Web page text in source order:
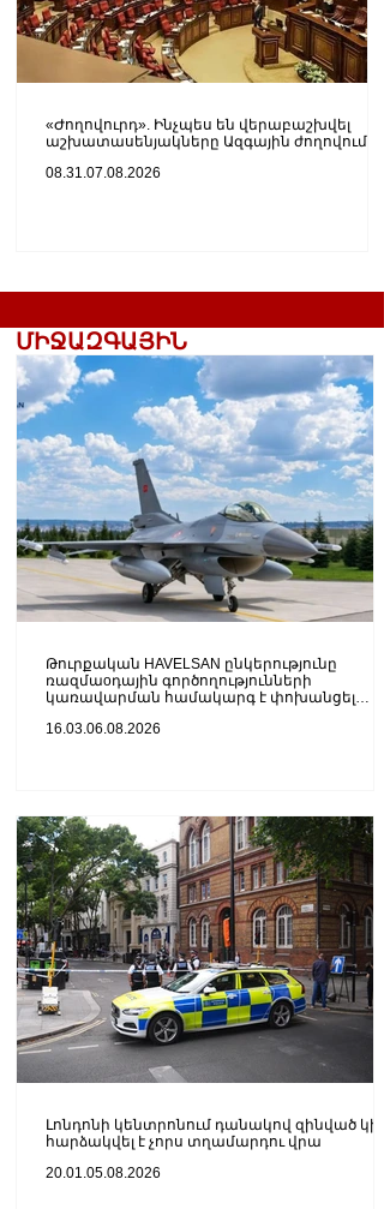
«Ժողովուրդ». Ինչպես են վերաբաշխվել
աշխատասենյակները Ազգային ժողովում
08.31.07.08.2026
ՄԻՋԱԶԳԱՅԻՆ
Թուրքական HAVELSAN ընկերությունը
ռազմաoդային գործողությունների
կառավարման համակարգ է փոխանցել
16.03.06.08.2026
Լոնդոնի կենտրոնում դանակով զինված
հարձակվել է չորս տղամարդու վրա
20.01.05.08.2026